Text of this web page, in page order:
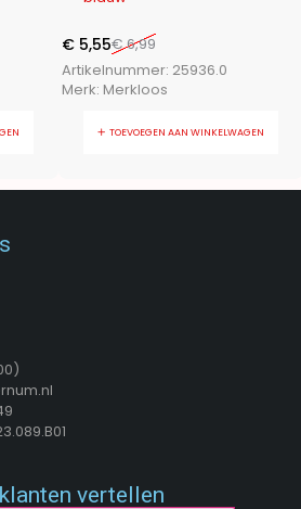
€6,99
€ 5,55
Artikelnummer: 25936.0
Merk: Merkloos
TOEVOEGEN AAN WINKELWAGEN
vertellen